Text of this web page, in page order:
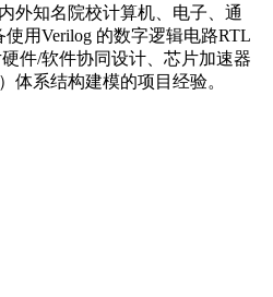
外知名院校计算机、电子、通
用Verilog 的数字逻辑电路RTL
件/软件协同设计、芯片加速器
体系结构建模的项目经验。